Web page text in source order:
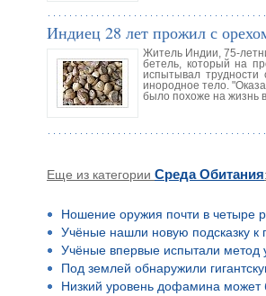
Индиец 28 лет прожил с
Житель Индии, 75-
бетель, который на
испытывал
инородное тело.
было похоже на жизнь
Еще из категории Среда Обитания:
Ношение оружия почти в четыре
Учёные нашли новую подсказку к
Учёные впервые испытали метод
Под землей обнаружили
Низкий уровень дофамина может